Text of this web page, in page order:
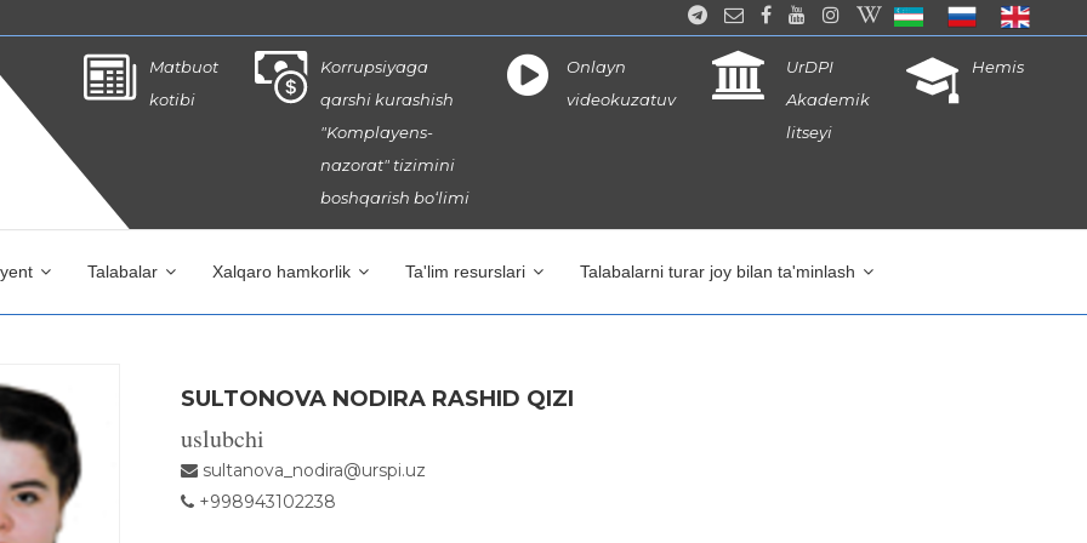
Matbuot
kotibi
Korrupsiyaga
qarshi kurashish
"Komplayens-
nazorat" tizimini
boshqarish bo‘limi
Onlayn
videokuzatuv
UrDPI
Akademik
litseyi
Hemis
Talabalar Xalqaro hamkorlik Ta'lim resurslari Talabalarni turar joy bilan ta'minlash
SULTONOVA NODIRA RASHID QIZI
uslubchi
sultanova_nodira@urspi.uz
+998943102238